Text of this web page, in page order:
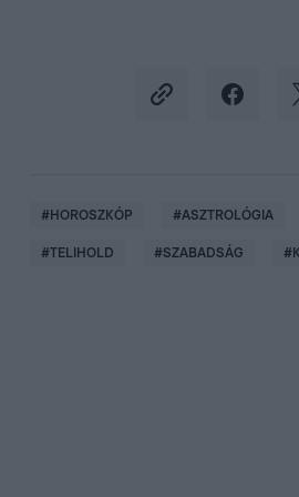
#HOROSZKÓP #ASZTROLÓGIA
#TELIHOLD #SZABADSÁG #